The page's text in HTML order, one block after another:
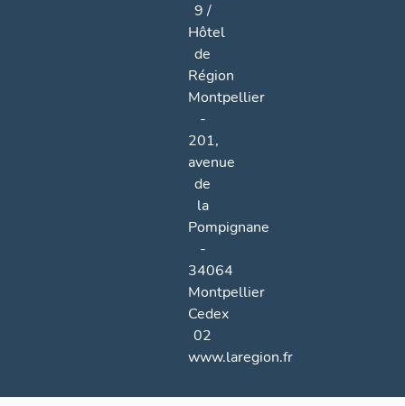
9 /
Hôtel
de
Région
Montpellier
-
201,
avenue
de
la
Pompignane
-
34064
Montpellier
Cedex
02
www.laregion.fr